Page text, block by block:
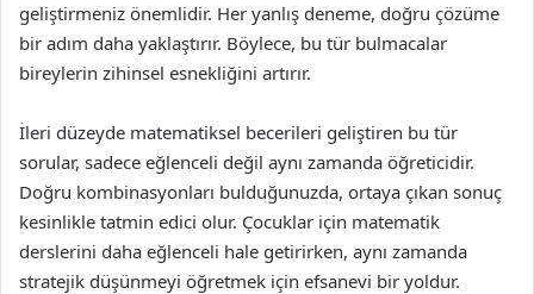
geliştirmeniz önemlidir. Her yanlış deneme, doğru çözüme
bir adım daha yaklaştırır. Böylece, bu tür bulmacalar
bireylerin zihinsel esnekliğini artırır.
İleri düzeyde matematiksel becerileri geliştiren bu tür
sorular, sadece eğlenceli değil aynı zamanda öğreticidir.
Doğru kombinasyonları bulduğunuzda, ortaya çıkan sonuç
kesinlikle tatmin edici olur. Çocuklar için matematik
derslerini daha eğlenceli hale getirirken, aynı zamanda
stratejik düşünmeyi öğretmek için efsanevi bir yoldur.